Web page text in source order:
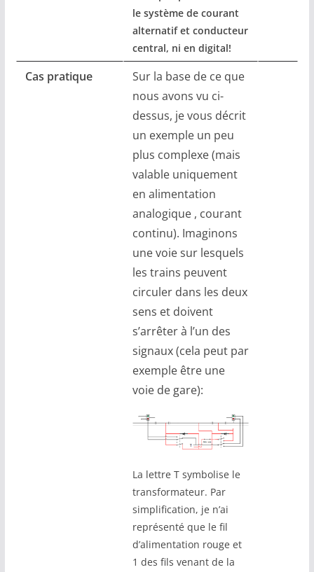
le système de courant
alternatif et conducteur
central, ni en digital!
Cas pratique
Sur la base de ce que
nous avons vu ci-
dessus, je vous décrit
un exemple un peu
plus complexe (mais
valable uniquement
en alimentation
analogique , courant
continu). Imaginons
une voie sur lesquels
les trains peuvent
circuler dans les deux
sens et doivent
s’arrêter à l’un des
signaux (cela peut par
exemple être une
voie de gare):
La lettre T symbolise le
transformateur. Par
simplification, je n’ai
représenté que le fil
d’alimentation rouge et
1 des fils venant de la